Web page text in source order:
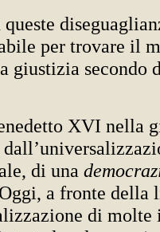
per trovare il
giustizia secondo
XVI nella
di una
a fronte della
di molte